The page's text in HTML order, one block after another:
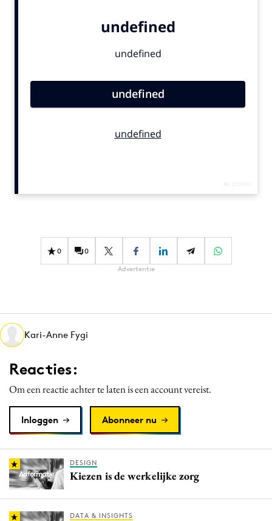
Carriere
Design
Diversiteit
Effectiviteit
Martech
Media
Merkstrategie
Purpose Marketing
Reputatie & crisis
0 0
Advertentie
Kari-Anne Fygi
Reacties:
Om een reactie achter te laten is een account vereist.
Inloggen Abonneer nu
DESIGN
Kiezen is de werkelijke zorg
DATA & INSIGHTS